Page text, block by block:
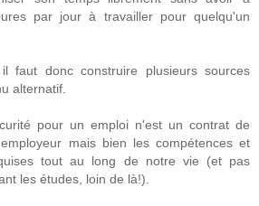
par jour à travailler pour quelqu'un
faut donc construire plusieurs sources
alternatif.
pour un emploi n'est un contrat de
mais bien les compétences et
tout au long de notre vie (et pas
les études, loin de là!).